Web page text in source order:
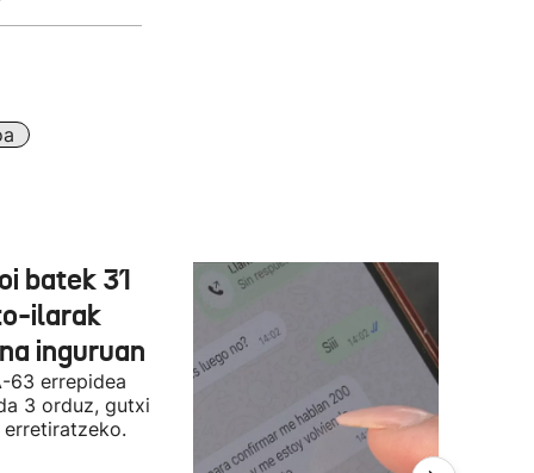
batek 31
ilarak
inguruan
63 errepidea
3 orduz, gutxi